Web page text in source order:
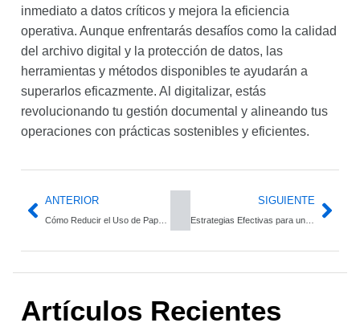
inmediato a datos críticos y mejora la eficiencia
operativa. Aunque enfrentarás desafíos como la calidad
del archivo digital y la protección de datos, las
herramientas y métodos disponibles te ayudarán a
superarlos eficazmente. Al digitalizar, estás
revolucionando tu gestión documental y alineando tus
operaciones con prácticas sostenibles y eficientes.
ANTERIOR SIGUIENTE
Estrategias Efectivas para una Mejor Organización de Archivos y Aumento de Productividad
Artículos Recientes